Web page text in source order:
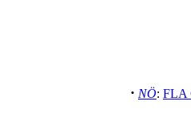
· NÖ: FLA